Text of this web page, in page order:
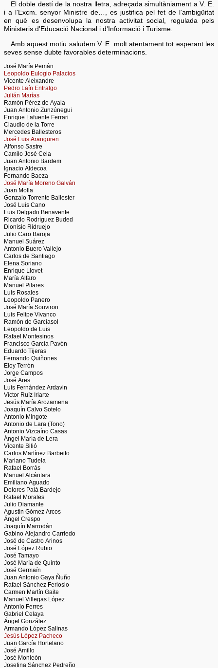
El doble destí de la nostra lletra, adreçada simultàniament a V. E.
i a l'Excm. senyor Ministre de…, es justifica pel fet de l'ambigüitat
en què es desenvolupa la nostra activitat social, regulada pels
Ministeris d'Educació Nacional i d'Informació i Turisme.
Amb aquest motiu saludem V. E. molt atentament tot esperant les
seves sense dubte favorables determinacions.
José María Pemán
Leopoldo Eulogio Palacios
Vicente Aleixandre
Pedro Laín Entralgo
Julián Marías
Ramón Pérez de Ayala
Juan Antonio Zunzúnegui
Enrique Lafuente Ferrari
Claudio de la Torre
Mercedes Ballesteros
José Luis Aranguren
Alfonso Sastre
Camilo José Cela
Juan Antonio Bardem
Ignacio Aldecoa
Fernando Baeza
José María Moreno Galván
Juan Molla
Gonzalo Torrente Ballester
José Luis Cano
Luis Delgado Benavente
Ricardo Rodríguez Buded
Dionisio Ridruejo
Julio Caro Baroja
Manuel Suárez
Antonio Buero Vallejo
Carlos de Santiago
Elena Soriano
Enrique Llovet
María Alfaro
Manuel Pilares
Luis Rosales
Leopoldo Panero
José María Souviron
Luis Felipe Vivanco
Ramón de Garcíasol
Leopoldo de Luis
Rafael Montesinos
Francisco García Pavón
Eduardo Tijeras
Fernando Quiñones
Eloy Terrón
Jorge Campos
José Ares
Luis Fernández Ardavin
Víctor Ruíz Iriarte
Jesús María Arozamena
Joaquín Calvo Sotelo
Antonio Mingote
Antonio de Lara (Tono)
Antonio Vizcaíno Casas
Ángel María de Lera
Vicente Silió
Carlos Martínez Barbeito
Mariano Tudela
Rafael Borrás
Manuel Alcántara
Emiliano Aguado
Dolores Palá Bardejo
Rafael Morales
Julio Diamante
Agustín Gómez Arcos
Ángel Crespo
Joaquín Marrodán
Gabino Alejandro Carriedo
José de Castro Arinos
José López Rubio
José Tamayo
José María de Quinto
José Germaín
Juan Antonio Gaya Ñuño
Rafael Sánchez Ferlosio
Carmen Martín Gaite
Manuel Villegas López
Antonio Ferres
Gabriel Celaya
Ángel González
Armando López Salinas
Jesús López Pacheco
Juan García Hortelano
José Amillo
José Monleón
Josefina Sánchez Pedreño